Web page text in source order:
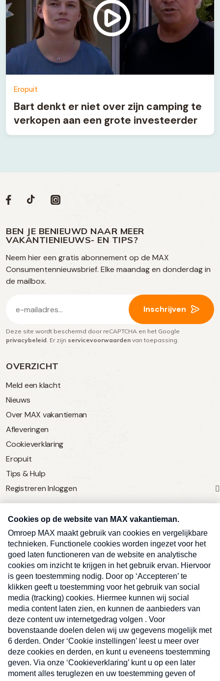
Eropuit
Bart denkt er niet over zijn camping te
verkopen aan een grote investeerder
OVERZICHT
Meld een klacht
Nieuws
Over MAX vakantieman
Afleveringen
Cookieverklaring
Eropuit
Tips & Hulp
Registreren Inloggen
SERVICE
Over Omroep MAX
MAX Vandaag
MAX Meldpunt
Pers
Contact
Algemene voorwaarden
Privacyverklaring
Kwetsbaarheid melden
RegistrerenInloggen
Volg
op
social
media
Social
Volg
op
Facebook
Volg
op
TikTok
Volg
op
Instagram
BEN JE BENIEUWD NAAR MEER
VAKANTIENIEUWS- EN TIPS?
Neem hier een gratis abonnement op de MAX
Consumentennieuwsbrief. Elke maandag en donderdag in
de mailbox.
mailadres
(Vereist)
Inschrijven
Deze site wordt beschermd door reCAPTCHA en het Google
privacybeleid . Er zijn servicevoorwaarden van toepassing.
Ben je benieuwd naar meer
vakantienieuws- en tips?
E-
mailadres
Inschrijven